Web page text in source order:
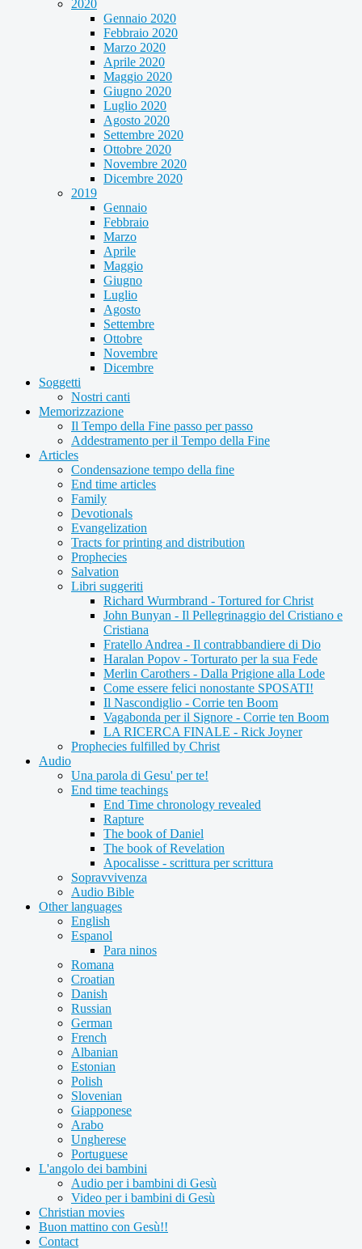
2020
Gennaio 2020
Febbraio 2020
Marzo 2020
Aprile 2020
Maggio 2020
Giugno 2020
Luglio 2020
Agosto 2020
Settembre 2020
Ottobre 2020
Novembre 2020
Dicembre 2020
2019
Gennaio
Febbraio
Marzo
Aprile
Maggio
Giugno
Luglio
Agosto
Settembre
Ottobre
Novembre
Dicembre
Soggetti
Nostri canti
Memorizzazione
Il Tempo della Fine passo per passo
Addestramento per il Tempo della Fine
Articles
Condensazione tempo della fine
End time articles
Family
Devotionals
Evangelization
Tracts for printing and distribution
Prophecies
Salvation
Libri suggeriti
Richard Wurmbrand - Tortured for Christ
John Bunyan - Il Pellegrinaggio del Cristiano e
Cristiana
Fratello Andrea - Il contrabbandiere di Dio
Haralan Popov - Torturato per la sua Fede
Merlin Carothers - Dalla Prigione alla Lode
Come essere felici nonostante SPOSATI!
Il Nascondiglio - Corrie ten Boom
Vagabonda per il Signore - Corrie ten Boom
LA RICERCA FINALE - Rick Joyner
Prophecies fulfilled by Christ
Audio
Una parola di Gesu' per te!
End time teachings
End Time chronology revealed
Rapture
The book of Daniel
The book of Revelation
Apocalisse - scrittura per scrittura
Sopravvivenza
Audio Bible
Other languages
English
Espanol
Para ninos
Romana
Croatian
Danish
Russian
German
French
Albanian
Estonian
Polish
Slovenian
Giapponese
Arabo
Ungherese
Portuguese
L'angolo dei bambini
Audio per i bambini di Gesù
Video per i bambini di Gesù
Christian movies
Buon mattino con Gesù!!
Contact